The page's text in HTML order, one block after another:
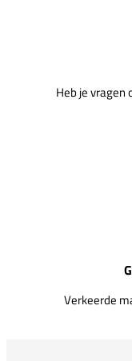
Heb je vragen
Verkeerde